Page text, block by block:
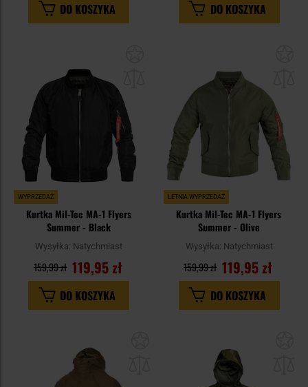
DO KOSZYKA DO KOSZYKA
WYPRZEDAŻ
Kurtka Mil-Tec MA-1 Flyers
Summer - Black
Wysyłka: Natychmiast
119,95 zł
159,99 zł
DO KOSZYKA
LETNIA WYPRZEDAŻ
Kurtka Mil-Tec MA-1 Flyers
Summer - Olive
Wysyłka: Natychmiast
119,95 zł
159,99 zł
DO KOSZYKA